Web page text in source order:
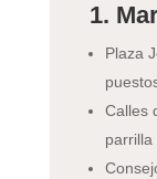
1.
Plaza
Calles
parrilla